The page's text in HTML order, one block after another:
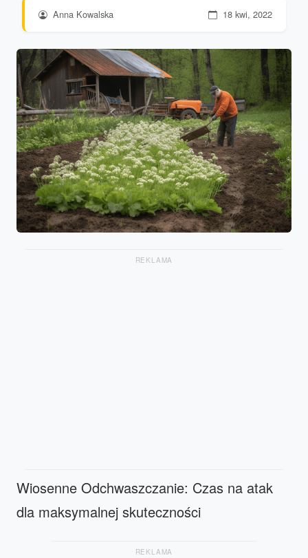
Anna Kowalska 18 kwi, 2022
REKLAMA
Wiosenne Odchwaszczanie: Czas na atak
dla maksymalnej skuteczności
REKLAMA